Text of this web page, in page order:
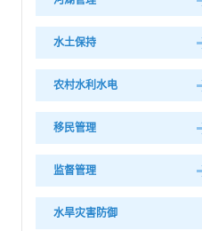
水土保持
农村水利水电
移民管理
监督管理
水旱灾害防御